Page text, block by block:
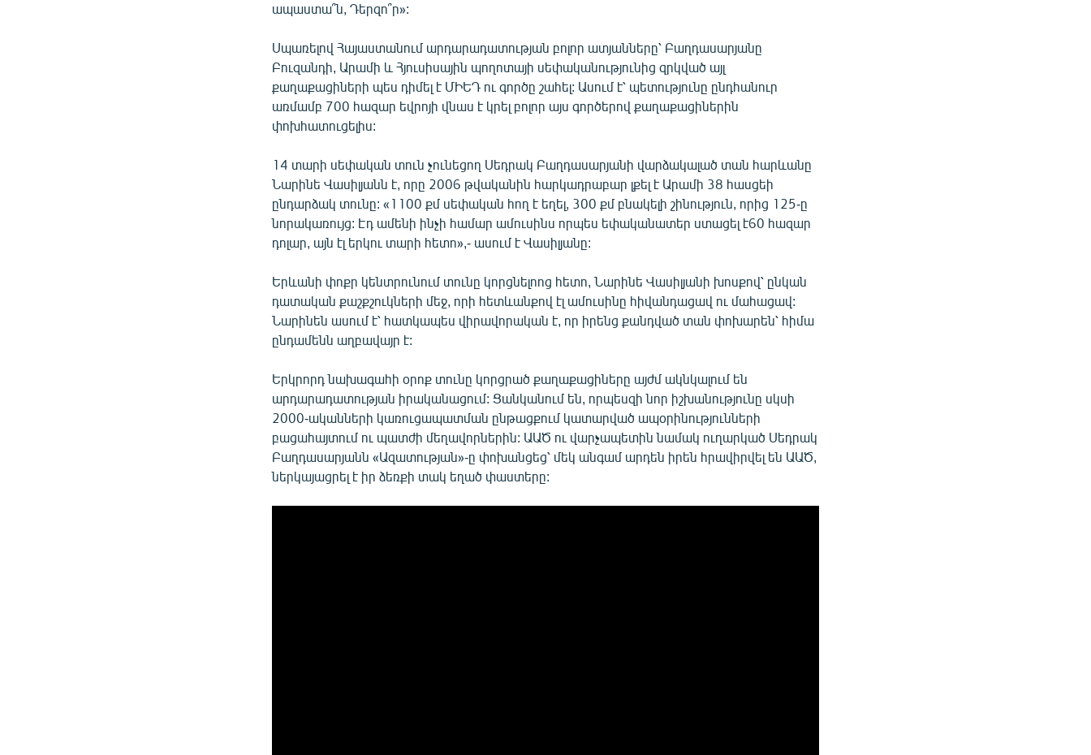
ապաստա՞ն, Դերզո՞ր»:
Սպառելով Հայաստանում արդարադատության բոլոր ատյանները՝ Բաղդասարյանը
Բուզանդի, Արամի և Հյուսիսային պողոտայի սեփականությունից զրկված այլ
քաղաքացիների պես դիմել է ՄԻԵԴ ու գործը շահել: Ասում է՝ պետությունը ընդհանուր
առմամբ 700 հազար եվրոյի վնաս է կրել բոլոր այս գործերով քաղաքացիներին
փոխհատուցելիս:
14 տարի սեփական տուն չունեցող Սեդրակ Բաղդասարյանի վարձակալած տան հարևանը
Նարինե Վասիլյանն է, որը 2006 թվականին հարկադրաբար լքել է Արամի 38 հասցեի
ընդարձակ տունը: «1100 քմ սեփական հող է եղել, 300 քմ բնակելի շինություն, որից 125-ը
նորակառույց: Էդ ամենի ինչի համար ամուսինս որպես եփականատեր ստացել է60 հազար
դոլար, այն էլ երկու տարի հետո»,- ասում է Վասիլյանը:
Երևանի փոքր կենտրունում տունը կորցնելոոց հետո, Նարինե Վասիլյանի խոսքով՝ ընկան
դատական քաշքշուկների մեջ, որի հետևանքով էլ ամուսինը հիվանդացավ ու մահացավ:
Նարինեն ասում է՝ հատկապես վիրավորական է, որ իրենց քանդված տան փոխարեն՝ հիմա
ընդամենն աղբավայր է:
Երկրորդ նախագահի օրոք տունը կորցրած քաղաքացիները այժմ ակնկալում են
արդարադատության իրականացում: Ցանկանում են, որպեսզի նոր իշխանությունը սկսի
2000-ականների կառուցապատման ընթացքում կատարված ապօրինությունների
բացահայտում ու պատժի մեղավորներին: ԱԱԾ ու վարչապետին նամակ ուղարկած Սեդրակ
Բաղդասարյանն «Ազատության»-ը փոխանցեց՝ մեկ անգամ արդեն իրեն հրավիրվել են ԱԱԾ,
ներկայացրել է իր ձեռքի տակ եղած փաստերը: